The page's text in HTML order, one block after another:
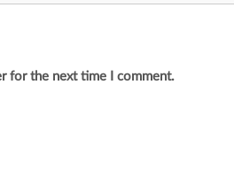
for the next time I comment.